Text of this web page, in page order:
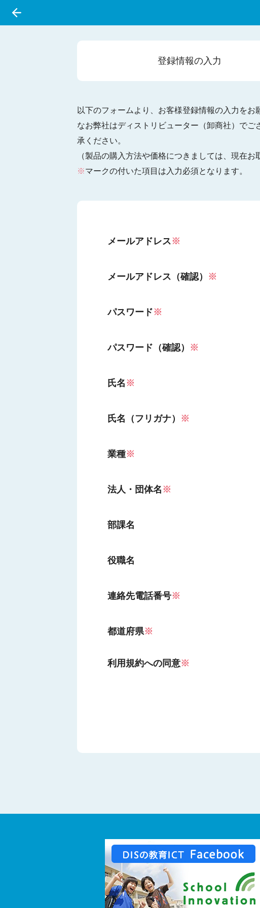
登録情報の入力
以下のフォームより、お客様登録情報の入力をお
なお弊社はディストリビューター（卸商社）で
承ください。
（製品の購入方法や価格につきましては、現在
※マークの付いた項目は入力必須となります。
メールアドレス※
メールアドレス（確認） ※
パスワード※
パスワード（確認） ※
氏名 ※
氏名（フリガナ） ※
業種※
法人・団体名 ※
部課名
役職名
連絡先電話番号※
都道府県※
利用規約への同意※